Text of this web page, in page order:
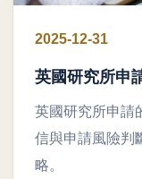
2025-12-31
英國研究所申
英國研究所申請
信與申請風險判
略。